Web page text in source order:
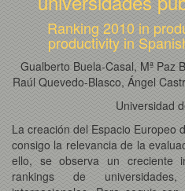
Ranking 2010 in
productivity in
Gualberto Buela-Casal, Mª Paz
Raúl Quevedo-Blasco, Ángel
Universidad
La creación del Espacio Europeo
consigo la relevancia de la
ello, se observa un creciente
rankings de